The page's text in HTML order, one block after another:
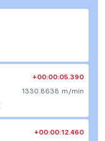
+00:00:05.390
1330.8638 m/min
+00:00:12.460